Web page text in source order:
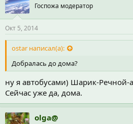
Госпожа модератор
Окт 5, 2014
ostar написал(а):
Добралась до дома?
ну я автобусами) Шарик-Речной-
Сейчас уже да, дома.
olga@